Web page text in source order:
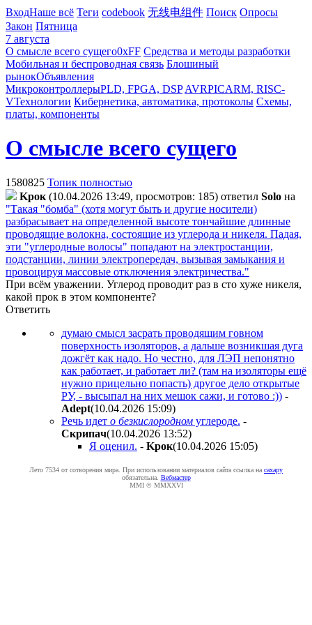
ВходНаше всё Теги codebook 无线电组件 Поиск Опросы
Закон Пятница
7 августа
О смысле всего сущего0xFF Средства и методы разработки
Мобильная и беспроводная связь Блошиный
рынокОбъявления
МикроконтроллерыPLD, FPGA, DSP AVRPICARM, RISC-
VТехнологии Кибернетика, автоматика, протоколы Схемы,
платы, компоненты
О смысле всего сущего
1580825 Топик полностью
Kpoк (10.04.2026 13:49, просмотров: 185) ответил Solo на
"Такая "бомба" (хотя могут быть и другие носители)
разбрасывает на определенной высоте тончайшие длинные
проводящие волокна, состоящие из углерода и никеля. Падая,
эти "углеродные волосы" попадают на электростанции,
подстанции, линии электропередач, вызывая замыкания и
провоцируя массовые отключения электричества."
При всём уважении. Углерод проводит раз в сто хуже никеля,
какой прок в этом компоненте?
Ответить
думаю смысл засрать проводящим говном
поверхность изоляторов, а дальше возникшая дуга
дожгёт как надо. Но честно, для ЛЭП непонятно
как работает, и работает ли? (там на изоляторы ещё
нужно прицельно попасть) другое дело открытые
РУ, - высыпал на них мешок сажи, и готово :)) -
Adept(10.04.2026 15:09)
Речь идет о безкислородном углероде. -
Cкpипaч(10.04.2026 13:52)
Я оценил. - Kpoк(10.04.2026 15:05)
Лето 7534 от сотворения мира. При использовании материалов сайта ссылка на caxapу
обязательна. Вебмастер
MMI © MMXXVI